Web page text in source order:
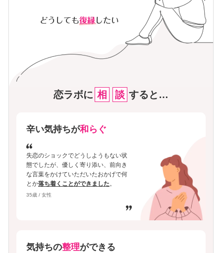
恋ラボに 相 談 すると…
辛い気持ちが和らぐ
失恋のショックでどうしようもない状
態でしたが、優しく寄り添い、前向き
な言葉をかけていただいたおかげで何
とか落ち着くことができました。
35歳 / 女性
気持ちの整理ができる